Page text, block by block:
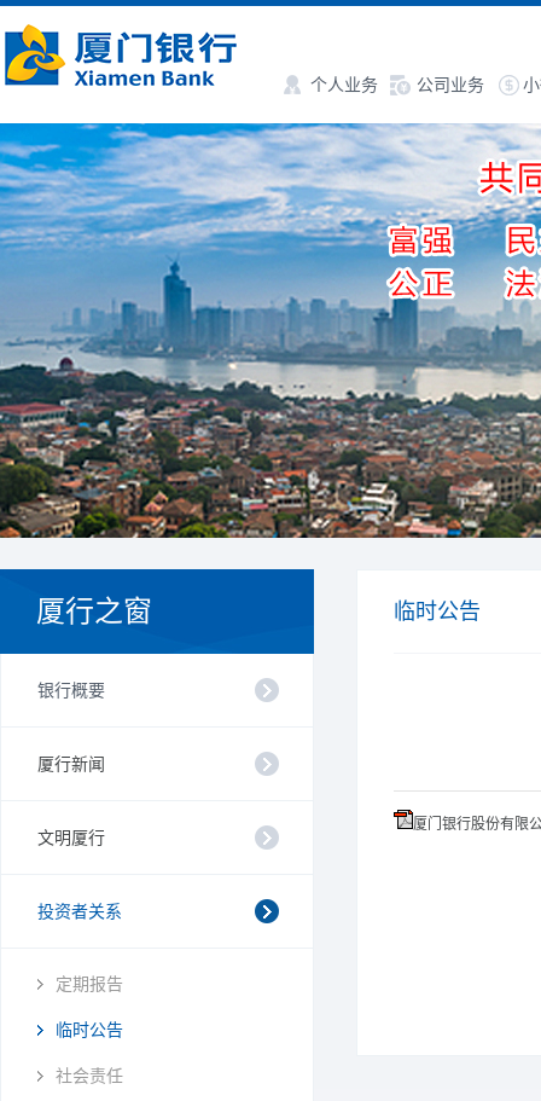
个人业务 公司业务
厦行之窗
银行概要
厦行新闻
文明厦行
投资者关系
定期报告
临时公告
社会责任
临时公告
厦门银行股份有限